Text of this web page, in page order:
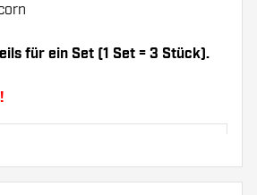
für ein Set (1 Set = 3 Stück).
Ersatz Flights und
sich durch Gebrauch